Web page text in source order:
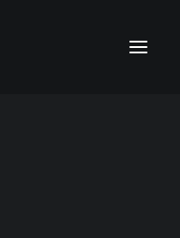
jQuery issue
or your theme loads an extra
problems for LayerSlider
navigate from your WordPress
-> Options -> Advanced and
the footer" option.